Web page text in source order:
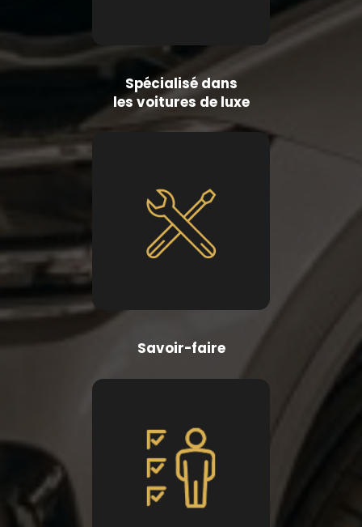
Spécialisé dans
les voitures de luxe
Savoir-faire